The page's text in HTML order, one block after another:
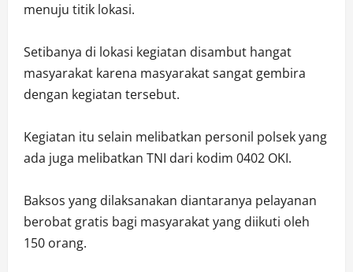
menuju titik lokasi.
Setibanya di lokasi kegiatan disambut hangat
masyarakat karena masyarakat sangat gembira
dengan kegiatan tersebut.
Kegiatan itu selain melibatkan personil polsek yang
ada juga melibatkan TNI dari kodim 0402 OKI.
Baksos yang dilaksanakan diantaranya pelayanan
berobat gratis bagi masyarakat yang diikuti oleh
150 orang.